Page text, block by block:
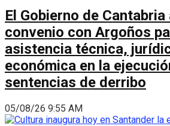
El Gobierno de
convenio con Argoños
asistencia técnica,
económica en la
sentencias de derribo
05/08/26 9:55 AM